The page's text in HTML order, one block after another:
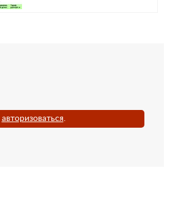
авторизоваться.